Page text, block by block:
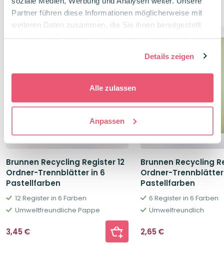
Partner führen diese Informationen möglicherweise mit
weiteren Daten zusammen, die Sie ihnen bereitgestellt
Details zeigen
Alle zulassen
Anpassen
Verwandte Produkte
Brunnen Recycling Register 12
Ordner-Trennblätter in 6
Pastellfarben
12 Register in 6 Farben
Umweltfreundliche Pappe
3,45 €
Brunnen Recycling
Ordner-
Pastellfarben
6 Register in 6 Farben
Umwelfreundlich
2,65 €